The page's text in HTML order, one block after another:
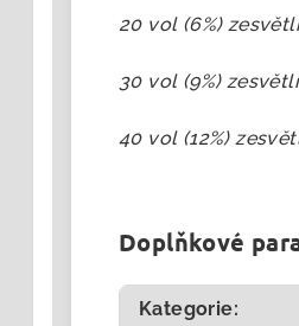
20 vol (6%)
30 vol (9%)
40 vol (12%)
Doplňkové
Kategorie: